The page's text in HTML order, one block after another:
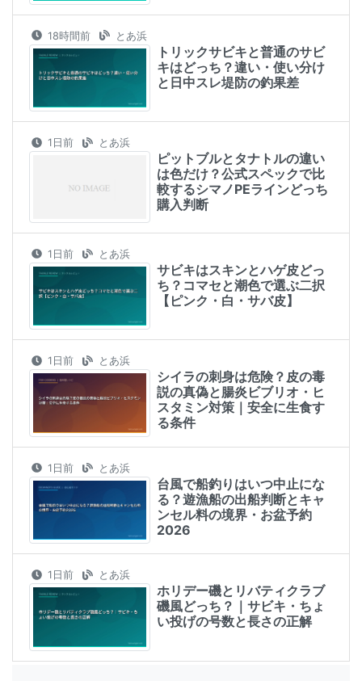
18時間前 とあ浜
トリックサビキと普通のサビ
キはどっち？違い・使い分け
と日中スレ堤防の釣果差
1日前 とあ浜
ピットブルとタナトルの違い
は色だけ？公式スペックで比
較するシマノPEラインどっち
購入判断
1日前 とあ浜
サビキはスキンとハゲ皮どっ
ち？コマセと潮色で選ぶ二択
【ピンク・白・サバ皮】
1日前 とあ浜
シイラの刺身は危険？皮の毒
説の真偽と腸炎ビブリオ・ヒ
スタミン対策｜安全に生食す
る条件
1日前 とあ浜
台風で船釣りはいつ中止にな
る？遊漁船の出船判断とキャ
ンセル料の境界・お盆予約
2026
1日前 とあ浜
ホリデー磯とリバティクラブ
磯風どっち？｜サビキ・ちょ
い投げの号数と長さの正解